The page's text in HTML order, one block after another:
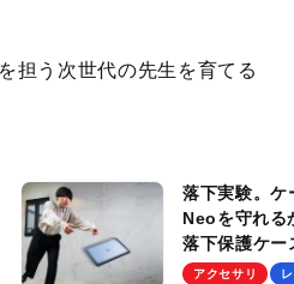
担う次世代の先生を育てる
落下実験。
Neoを守れる
落下保護ケ
Ultra」を検
アクセサリ